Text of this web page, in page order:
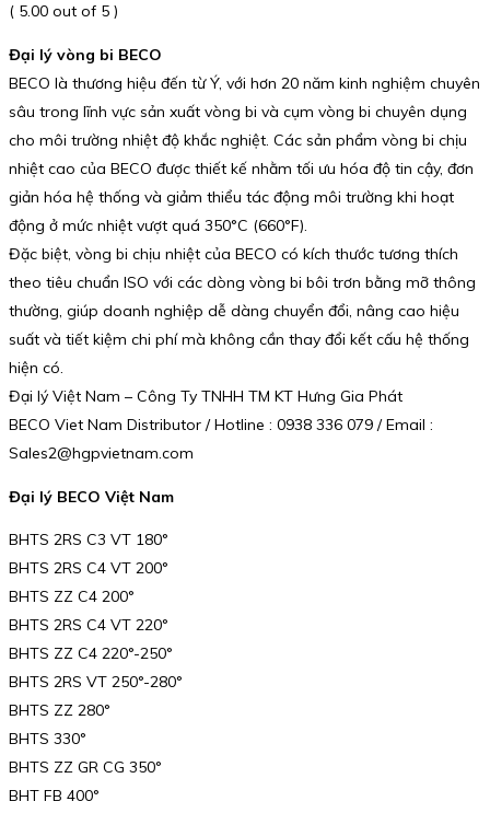
( 5.00 out of 5 )
Đại lý vòng bi BECO
BECO là thương hiệu đến từ Ý, với hơn 20 năm kinh nghiệm chuyên
sâu trong lĩnh vực sản xuất vòng bi và cụm vòng bi chuyên dụng
cho môi trường nhiệt độ khắc nghiệt. Các sản phẩm vòng bi chịu
nhiệt cao của BECO được thiết kế nhằm tối ưu hóa độ tin cậy, đơn
giản hóa hệ thống và giảm thiểu tác động môi trường khi hoạt
động ở mức nhiệt vượt quá 350°C (660°F).
Đặc biệt, vòng bi chịu nhiệt của BECO có kích thước tương thích
theo tiêu chuẩn ISO với các dòng vòng bi bôi trơn bằng mỡ thông
thường, giúp doanh nghiệp dễ dàng chuyển đổi, nâng cao hiệu
suất và tiết kiệm chi phí mà không cần thay đổi kết cấu hệ thống
hiện có.
Đại lý Việt Nam – Công Ty TNHH TM KT Hưng Gia Phát
BECO Viet Nam Distributor / Hotline : 0938 336 079 / Email :
Sales2@hgpvietnam.com
Đại lý BECO Việt Nam
BHTS 2RS C3 VT 180°
BHTS 2RS C4 VT 200°
BHTS ZZ C4 200°
BHTS 2RS C4 VT 220°
BHTS ZZ C4 220°-250°
BHTS 2RS VT 250°-280°
BHTS ZZ 280°
BHTS 330°
BHTS ZZ GR CG 350°
BHT FB 400°